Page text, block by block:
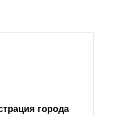
города